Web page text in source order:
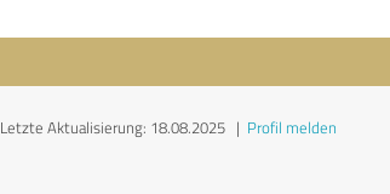
Letzte Aktualisierung: 18.08.2025 | Profil melden